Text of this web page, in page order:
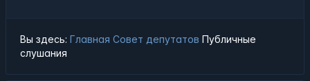
Вы здесь: Главная Совет депутатов Публичные
слушания